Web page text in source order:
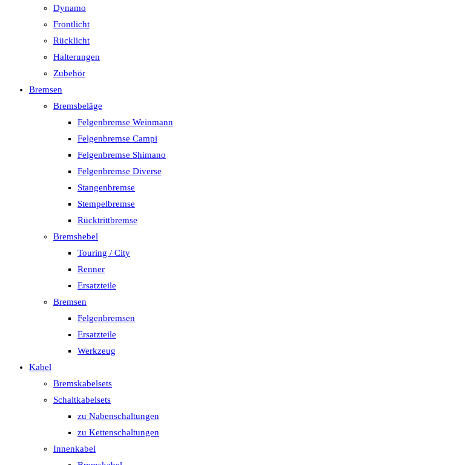
Dynamo
Frontlicht
Rücklicht
Halterungen
Zubehör
Bremsen
Bremsbeläge
Felgenbremse Weinmann
Felgenbremse Campi
Felgenbremse Shimano
Felgenbremse Diverse
Stangenbremse
Stempelbremse
Rücktrittbremse
Bremshebel
Touring / City
Renner
Ersatzteile
Bremsen
Felgenbremsen
Ersatzteile
Werkzeug
Kabel
Bremskabelsets
Schaltkabelsets
zu Nabenschaltungen
zu Kettenschaltungen
Innenkabel